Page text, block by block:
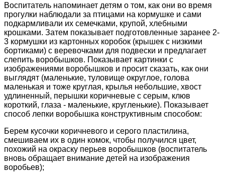
Воспитатель напоминает детям о том, как они во время
прогулки наблюдали за птицами на кормушке и сами
подкармливали их семечками, крупой, хлебными
крошками. Затем показывает подготовленные заранее 2-
3 кормушки из картонных коробок (крышек с низкими
бортиками) с веревочками для подвески и предлагает
слепить воробышков. Показывает картинки с
изображениями воробышков и просит сказать, как они
выглядят (маленькие, туловище округлое, голова
маленькая и тоже круглая, крылья небольшие, хвост
удлиненный, перышки коричневые с серым, клюв
короткий, глаза - маленькие, кругленькие). Показывает
способ лепки воробышка конструктивным способом:
Берем кусочки коричневого и серого пластилина,
смешиваем их в один комок, чтобы получился цвет,
похожий на окраску перьев воробышков (воспитатель
вновь обращает внимание детей на изображения
воробьев);